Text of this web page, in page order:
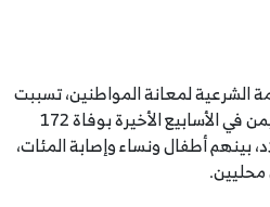
الشرعية لمعانة المواطنين، تسببت
الأمطار والسيول التي ضربت اليمن في الأسابيع الأخيرة بوفاة 172
بينهم أطفال ونساء وإصابة المئات،